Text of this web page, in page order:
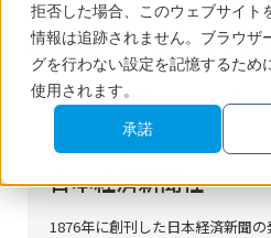
拒否した場合、このウェブサイト
情報は追跡されません。ブラウザ
グを行わない設定を記憶するため
使用されます。
承諾
マーケと営業を分断する「感
経に学ぶ、データドリブン組
2026.6.25
日本経済新聞社
1876年に創刊した日本経済新聞